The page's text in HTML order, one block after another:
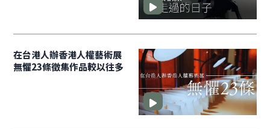
在台港人辦香港人權藝術展
無懼23條徵集作品較以往多